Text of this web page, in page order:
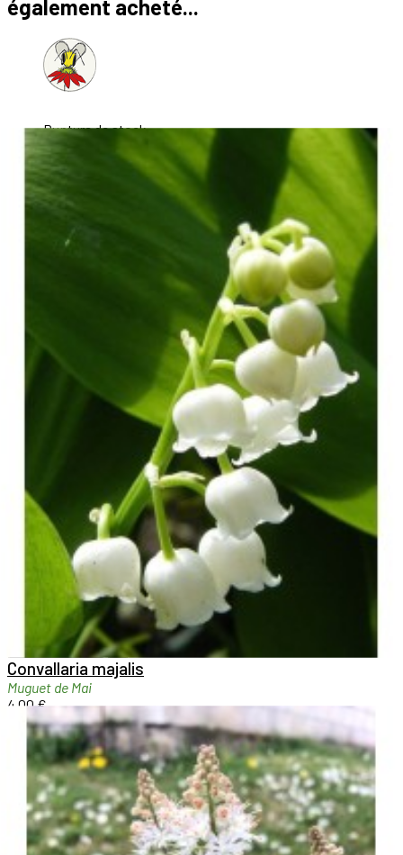
également acheté...
Rupture de stock
Aperçu rapide 
Convallaria majalis
Muguet de Mai
4,00 €
Voir détails